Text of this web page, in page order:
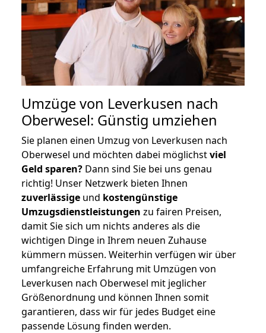
Umzüge von Leverkusen nach
Oberwesel: Günstig umziehen
Sie planen einen Umzug von Leverkusen nach
Oberwesel und möchten dabei möglichstviel
Geld sparen? Dann sind Sie bei uns genau
richtig! Unser Netzwerk bieten Ihnen
zuverlässige und kostengünstige
Umzugsdienstleistungen zu fairen Preisen,
damit Sie sich um nichts anderes als die
wichtigen Dinge in Ihrem neuen Zuhause
kümmern müssen. Weiterhin verfügen wir über
umfangreiche Erfahrung mit Umzügen von
Leverkusen nach Oberwesel mit jeglicher
Größenordnung und können Ihnen somit
garantieren, dass wir für jedes Budget eine
passende Lösung finden werden.